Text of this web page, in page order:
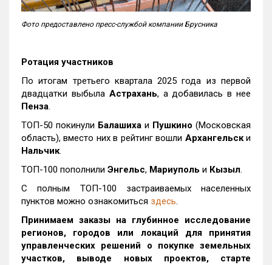
Фото предоставлено пресс-службой компании Брусника
Ротация участников
По итогам третьего квартала 2025 года из первой
двадцатки выбыла Астрахань, а добавилась в нее
Пенза.
ТОП-50 покинули Балашиха и Пушкино (Московская
область), вместо них в рейтинг вошли Архангельски
Нальчик.
ТОП-100 пополнили Энгельс, Мариуполь и Кызыл.
С полным ТОП-100 застраиваемых населенных
пунктов можно ознакомиться здесь.
Принимаем заказы на глубинное исследование
регионов, городов или локаций для принятия
управленческих решений о покупке земельных
участков, выводе новых проектов, старте